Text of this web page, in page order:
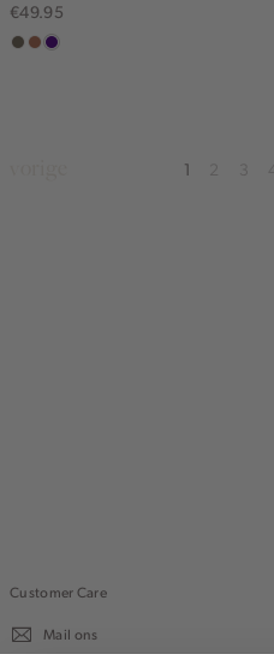
€49.95
middenbruin
terracotta
indigo
1
Customer Care
Mail ons